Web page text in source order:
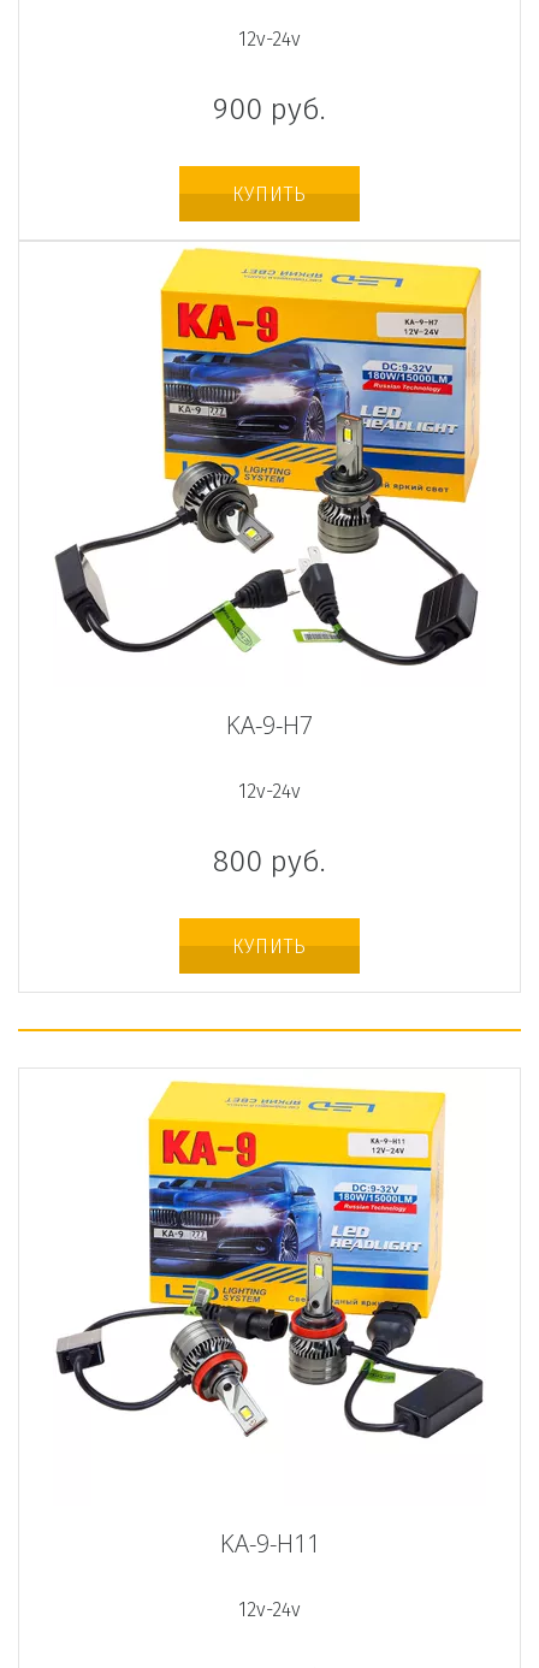
12v-24v
900 руб.
КУПИТЬ
KA-9-H7
12v-24v
800 руб.
КУПИТЬ
KA-9-H11
12v-24v